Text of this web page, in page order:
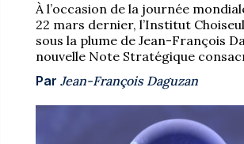
À l’occasion de la journée
22 mars dernier, l’Institut
sous la plume de Jean-François
nouvelle Note Stratégique
Par Jean-François Daguzan